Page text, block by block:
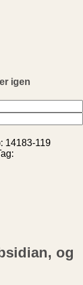
igen
14183-119
og